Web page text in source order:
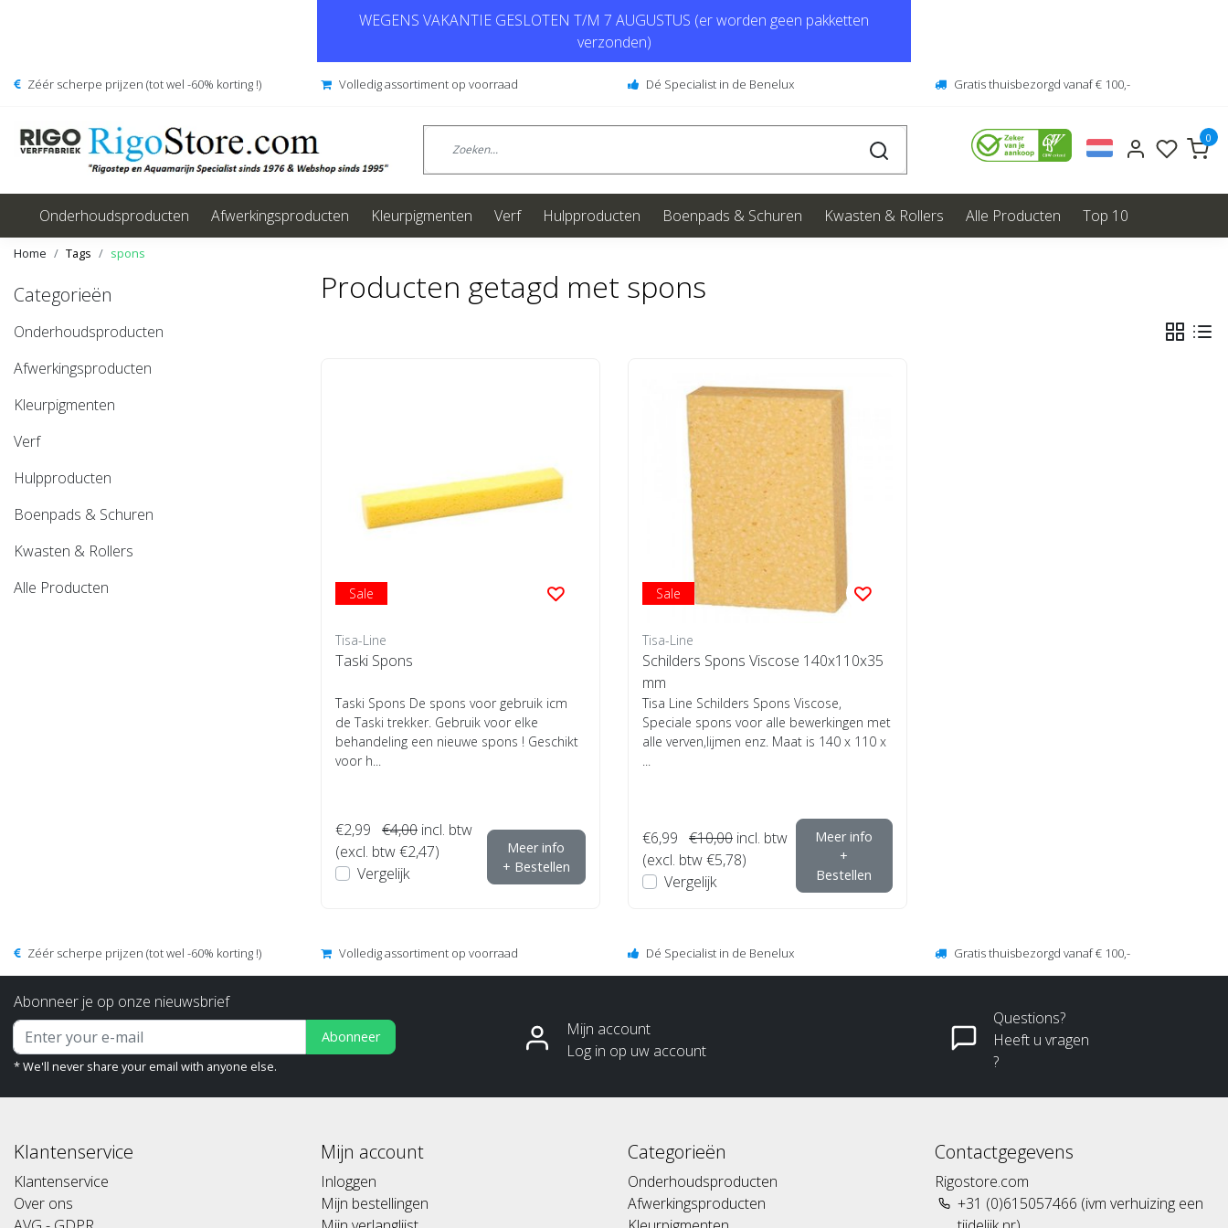
WEGENS VAKANTIE GESLOTEN T/M 7 AUGUSTUS (er worden geen pakketten
verzonden)
Zéér scherpe prijzen (tot wel -60% korting !) Volledig assortiment op voorraad Dé Specialist in de Benelux Gratis thuisbezorgd vanaf € 100,-
0
Onderhoudsproducten Afwerkingsproducten Kleurpigmenten Verf Hulpproducten Boenpads & Schuren Kwasten & Rollers Alle Producten Top 10
Home Tags spons
Categorieën
Onderhoudsproducten
Afwerkingsproducten
Kleurpigmenten
Verf
Hulpproducten
Boenpads & Schuren
Kwasten & Rollers
Alle Producten
Producten getagd met spons
Sale
Tisa-Line
Taski Spons
Taski Spons De spons voor gebruik icm
de Taski trekker. Gebruik voor elke
behandeling een nieuwe spons ! Geschikt
voor h...
€2,99 €4,00 incl. btw
(excl. btw €2,47)
Vergelijk
Meer info
+ Bestellen
Sale
Tisa-Line
Schilders Spons Viscose 140x110x35
mm
Tisa Line Schilders Spons Viscose,
Speciale spons voor alle bewerkingen met
alle verven,lijmen enz. Maat is 140 x 110 x
€6,99 €10,00 incl. btw
(excl. btw €5,78)
Vergelijk
Meer info
+
Bestellen
Zéér scherpe prijzen (tot wel -60% korting !) Volledig assortiment op voorraad Dé Specialist in de Benelux Gratis thuisbezorgd vanaf € 100,-
Abonneer je op onze nieuwsbrief
Abonneer
* We'll never share your email with anyone else.
Mijn account
Log in op uw account
Questions?
Heeft u vragen
?
Klantenservice
Klantenservice
Over ons
Mijn account
Inloggen
Mijn bestellingen
Categorieën
Onderhoudsproducten
Afwerkingsproducten
Contactgegevens
Rigostore.com
+31 (0)615057466 (ivm verhuizing een